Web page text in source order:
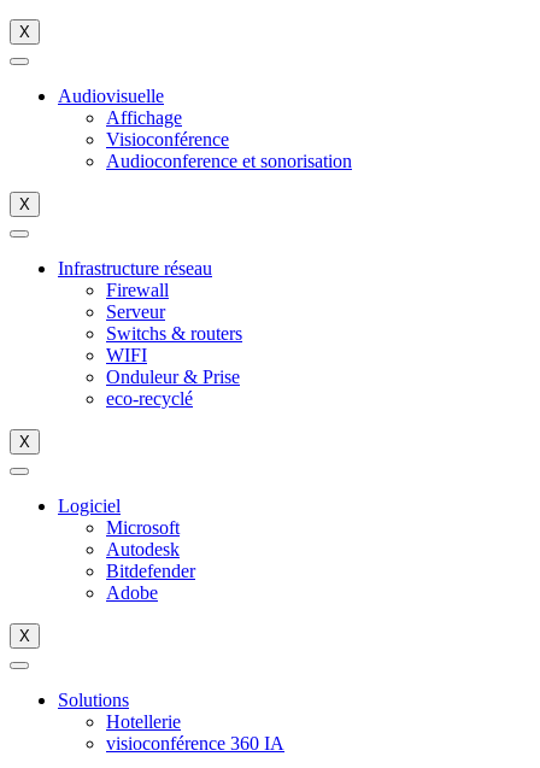
X
Audiovisuelle
Affichage
Visioconférence
Audioconference et sonorisation
X
Infrastructure réseau
Firewall
Serveur
Switchs & routers
WIFI
Onduleur & Prise
eco-recyclé
X
Logiciel
Microsoft
Autodesk
Bitdefender
Adobe
X
Solutions
Hotellerie
visioconférence 360 IA